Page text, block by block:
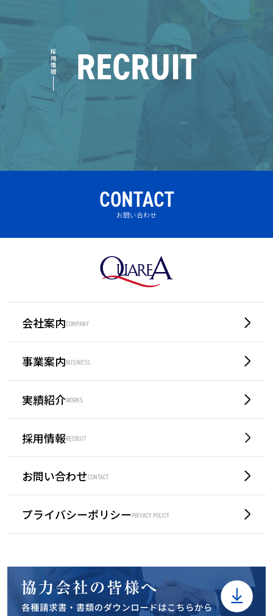
RECRUIT
採用情報
CONTACT
お問い合わせ
COMPANY
会社案内
BUSINESS
事業案内
WORKS
実績紹介
RECRUIT
採用情報
CONTACT
お問い合わせ
PRIVACY POLICY
プライバシーポリシー